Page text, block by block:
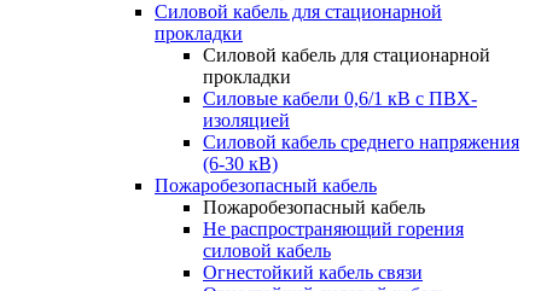
Силовой кабель для стационарной
прокладки
Силовой кабель для стационарной
прокладки
Силовые кабели 0,6/1 кВ с ПВХ-
изоляцией
Силовой кабель среднего напряжения
(6-30 кВ)
Пожаробезопасный кабель
Пожаробезопасный кабель
Не распространяющий горения
силовой кабель
Огнестойкий кабель связи